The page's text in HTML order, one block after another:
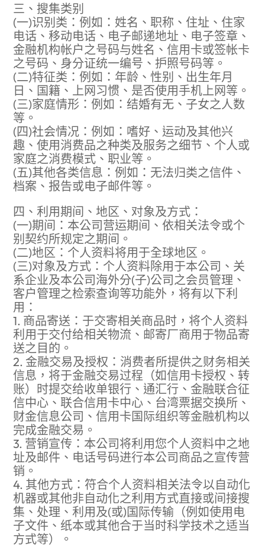
三、搜集类别
(一)识别类：例如：姓名、职称、住址、住家
电话、移动电话、电子邮递地址、电子签章、
金融机构帐户之号码与姓名、信用卡或签帐卡
之号码、身分证统一编号、护照号码等。
(二)特征类：例如：年龄、性别、出生年月
日、国籍、上网习惯、是否使用手机上网等。
(三)家庭情形：例如：结婚有无、子女之人数
等。
(四)社会情况：例如：嗜好、运动及其他兴
趣、使用消费品之种类及服务之细节、个人或
家庭之消费模式、职业等。
(五)其他各类信息：例如：无法归类之信件、
档案、报告或电子邮件等。
四、利用期间、地区、对象及方式：
(一)期间：本公司营运期间、依相关法令或个
别契约所规定之期间。
(二)地区：个人资料将用于全球地区。
(三)对象及方式：个人资料除用于本公司、关
系企业及本公司海外分(子)公司之会员管理、
客户管理之检索查询等功能外，将有以下利
用：
1. 商品寄送：于交寄相关商品时，将个人资料
利用于交付给相关物流、邮寄厂商用于物品寄
送之目的。
2. 金融交易及授权：消费者所提供之财务相关
信息，将于金融交易过程（如信用卡授权、转
账）时提交给收单银行、通汇行、金融联合征
信中心、联合信用卡中心、台湾票据交换所、
财金信息公司、信用卡国际组织等金融机构以
完成金融交易。
3. 营销宣传：本公司将利用您个人资料中之地
址及邮件、电话号码进行本公司商品之宣传营
销。
4. 其他方式：符合个人资料相关法令以自动化
机器或其他非自动化之利用方式直接或间接搜
集、处理、利用及(或)国际传输（例如使用电
子文件、纸本或其他合于当时科学技术之适当
方式等）。